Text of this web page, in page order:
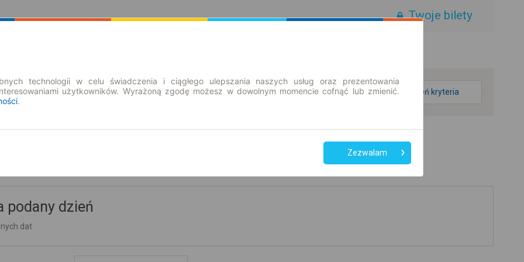
Twoje bilety
zmień kryteria
podany dzień
dat
technologii w celu świadczenia i ciągłego ulepszania naszych usług oraz prezentowania
użytkowników. Wyrażoną zgodę możesz w dowolnym momencie cofnąć lub zmienić.
.
Zezwalam